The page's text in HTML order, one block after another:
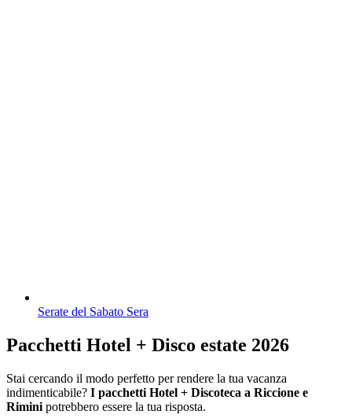
Serate del Sabato Sera
Pacchetti Hotel + Disco estate 2026
Stai cercando il modo perfetto per rendere la tua vacanza
indimenticabile? I pacchetti Hotel + Discoteca a Riccione e
Rimini potrebbero essere la tua risposta.